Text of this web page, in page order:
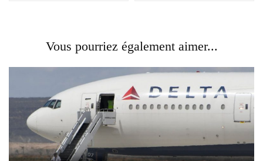
Vous pourriez également aimer...